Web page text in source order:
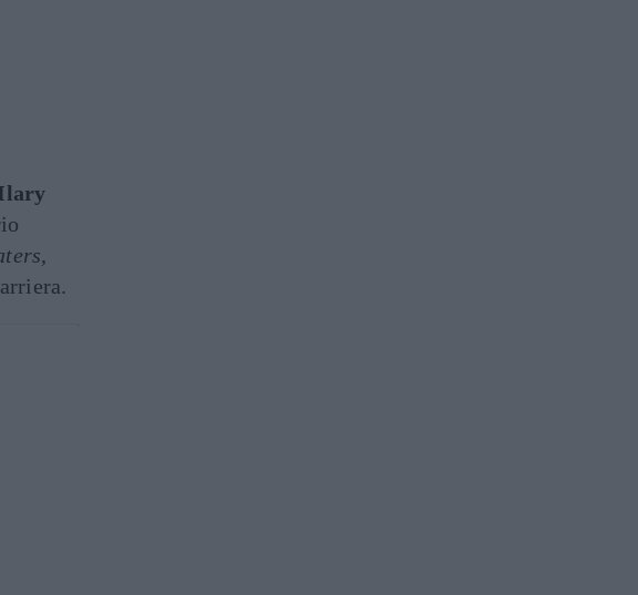
,